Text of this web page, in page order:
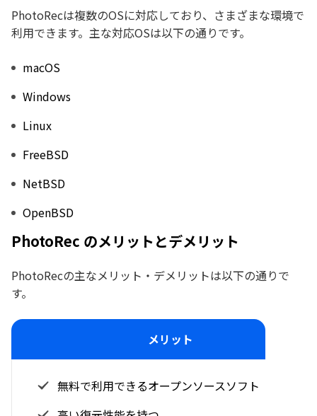
PhotoRecは複数のOSに対応しており、さまざまな環境で
利用できます。主な対応OSは以下の通りです。
macOS
Windows
Linux
FreeBSD
NetBSD
OpenBSD
PhotoRec のメリットとデメリット
PhotoRecの主なメリット・デメリットは以下の通りで
す。
メリット
無料で利用できるオープンソースソフト